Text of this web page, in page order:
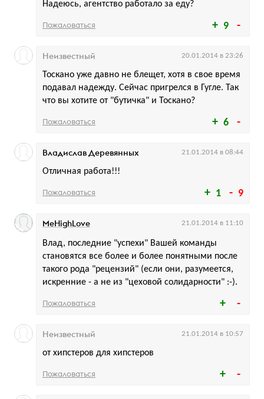
9
Надеюсь, агентство работало за еду?
Пожаловаться
6
Тоскано уже давно не блещет, хотя в свое время
подавал надежду. Сейчас пригрелся в Гугле. Так
что вы хотите от "бутичка" и Тоскано?
Неизвестный 20.01.2014 в 23:26
Пожаловаться
1 9
Отличная работа!!!
Владислав Деревянных 21.01.2014 в 08:44
Пожаловаться
Влад, последние "успехи" Вашей команды
становятся все более и более понятными после
такого рода "рецензий" (если они, разумеется,
искренние - а не из "цеховой солидарности" :-).
MeHighLove 21.01.2014 в 11:10
Пожаловаться
от хипстеров для хипстеров
Неизвестный 21.01.2014 в 10:57
Пожаловаться